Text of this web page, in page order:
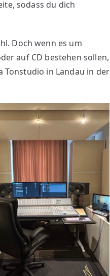
sodass du dich
Doch wenn es um
auf CD bestehen sollen,
Tonstudio in Landau in der